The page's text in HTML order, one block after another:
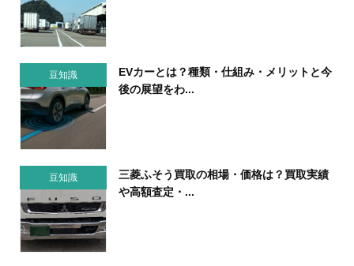
豆知識
EVカーとは？種類・仕組み・メリットと今
後の展望をわ...
豆知識
三菱ふそう買取の相場・価格は？買取実績
や高額査定・...